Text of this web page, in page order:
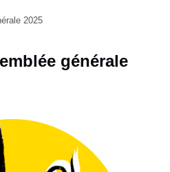
2025
générale